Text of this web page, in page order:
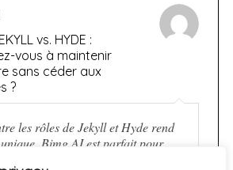
vs. HYDE :
vous à maintenir
sans céder aux
?
les rôles de Jekyll et Hyde rend
Bimg AI est parfait pour